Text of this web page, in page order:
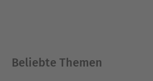
Beliebte Themen